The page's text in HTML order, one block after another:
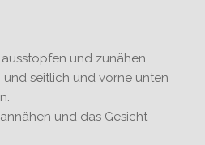
und zunähen,
seitlich und vorne unten
und das Gesicht